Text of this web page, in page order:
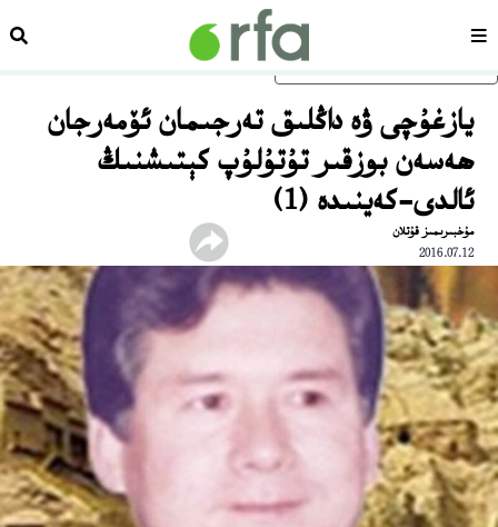
ئاساسلىق مەزمۇنغا ئاتلاڭسەھىپە
يازغۇچى ۋە داڭلىق تەرجىمان ئۆمەرجان
ھەسەن بوزقىر تۇتۇلۇپ كېتىشنىڭ
ئالدى-كەينىدە (1)
مۇخبىرىمىز قۇتلان
2016.07.12